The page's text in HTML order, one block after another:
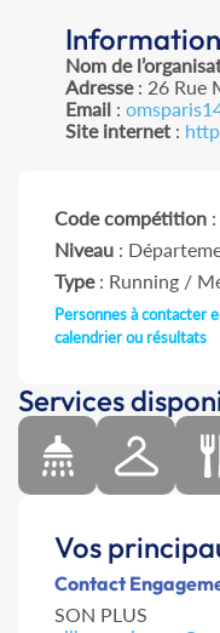
Nom de
Adresse: 26 Rue
Email :
Site internet :
Code compétition
Niveau :
Type: Running /
Personnes à contacter
calendrier ou résultats
Services
Vos
Contact
SON PLUS